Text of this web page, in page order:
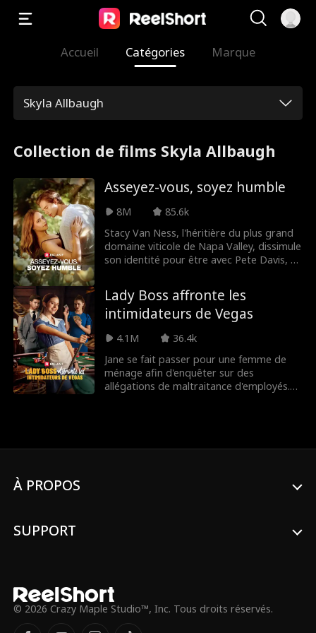
Accueil Catégories Marque
Skyla Allbaugh
Collection de films Skyla Allbaugh
Asseyez-vous, soyez humble
8M
85.6k
Stacy Van Ness, l'héritière du plus grand
domaine viticole de Napa Valley, dissimule
son identité pour être avec Pete Davis, et
décide alors de montrer au monde qui
elle est - la plus riche héritière du pays...
mais personne ne semble la croire ?
Lady Boss affronte les
intimidateurs de Vegas
4.1M
36.4k
Jane se fait passer pour une femme de
ménage afin d'enquêter sur des
allégations de maltraitance d'employés.
cadre du casino ! Que pourra-t-elle faire
À PROPOS
SUPPORT
© 2026 Crazy Maple Studio™, Inc. Tous droits réservés.